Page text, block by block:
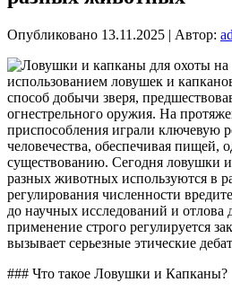
Опубликовано 13.11.2025 | Автор:
использованием ловушек и
способ добычи зверя,
огнестрельного оружия. На
приспособления играли ключевую
человечества, обеспечивая пищей,
существованию. Сегодня ловушки
разных животных используются в
регулирования численности
до научных исследований и отлова
применение строго регулируется
вызывает серьезные этические
### Что такое Ловушки и Капканы?